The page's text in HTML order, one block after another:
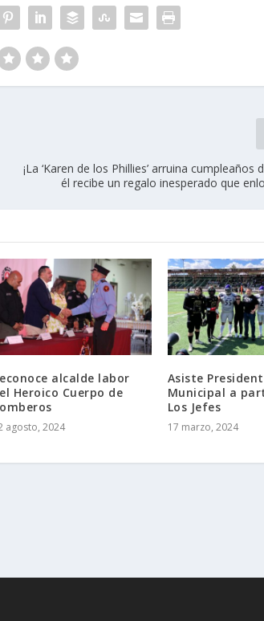
¡La ‘Karen de los Phillies’ arruina cumpleaños
él recibe un regalo inesperado que
alcalde labor
Heroico Cuerpo de
agosto, 2024
Asiste
Municipal a
Los Jefes
17 marzo, 2024